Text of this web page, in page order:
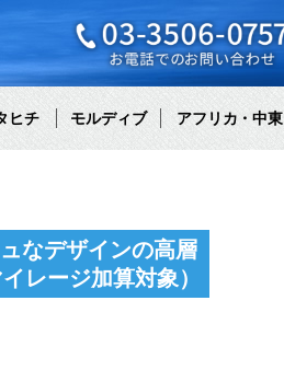
ヒチ モルディブ アフリカ・中東
なデザインの高層
レージ加算対象）